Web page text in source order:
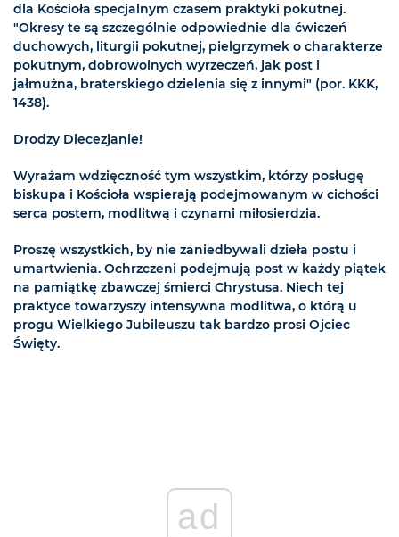
dla Kościoła specjalnym czasem praktyki pokutnej.
"Okresy te są szczególnie odpowiednie dla ćwiczeń
duchowych, liturgii pokutnej, pielgrzymek o charakterze
pokutnym, dobrowolnych wyrzeczeń, jak post i
jałmużna, braterskiego dzielenia się z innymi" (por. KKK,
1438).
Drodzy Diecezjanie!
Wyrażam wdzięczność tym wszystkim, którzy posługę
biskupa i Kościoła wspierają podejmowanym w cichości
serca postem, modlitwą i czynami miłosierdzia.
Proszę wszystkich, by nie zaniedbywali dzieła postu i
umartwienia. Ochrzczeni podejmują post w każdy piątek
na pamiątkę zbawczej śmierci Chrystusa. Niech tej
praktyce towarzyszy intensywna modlitwa, o którą u
progu Wielkiego Jubileuszu tak bardzo prosi Ojciec
Święty.
ad